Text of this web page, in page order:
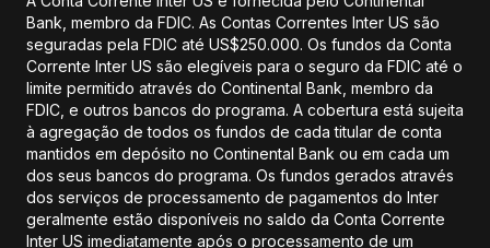
Bank, membro da FDIC. As Contas Correntes Inter US são
seguradas pela FDIC até US$250.000. Os fundos da Conta
Corrente Inter US são elegíveis para o seguro da FDIC até o
limite permitido através do Continental Bank, membro da
FDIC, e outros bancos do programa. A cobertura está sujeita
à agregação de todos os fundos de cada titular de conta
mantidos em depósito no Continental Bank ou em cada um
dos seus bancos do programa. Os fundos gerados através
dos serviços de processamento de pagamentos do Inter
geralmente estão disponíveis no saldo da Conta Corrente
Inter US imediatamente após o processamento de um